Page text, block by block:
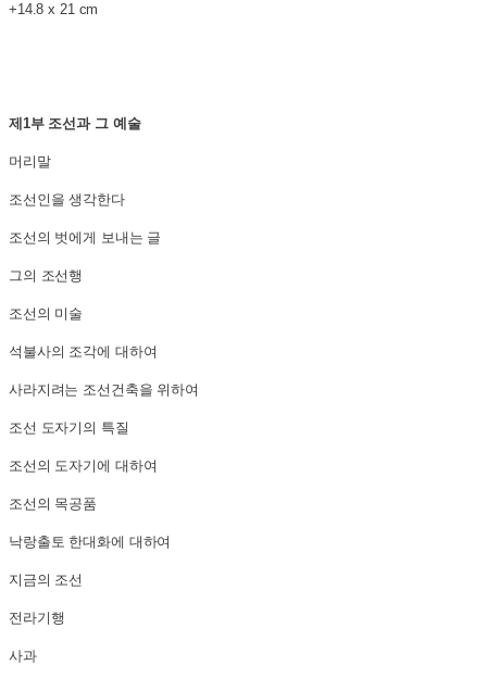
+14.8 x 21 cm
제1부 조선과 그 예술
머리말
조선인을 생각한다
조선의 벗에게 보내는 글
그의 조선행
조선의 미술
석불사의 조각에 대하여
사라지려는 조선건축을 위하여
조선 도자기의 특질
조선의 도자기에 대하여
조선의 목공품
낙랑출토 한대화에 대하여
지금의 조선
전라기행
사과